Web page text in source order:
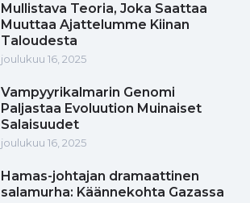
Mullistava Teoria, Joka Saattaa
Muuttaa Ajattelumme Kiinan
Taloudesta
joulukuu 16, 2025
Vampyyrikalmarin Genomi
Paljastaa Evoluution Muinaiset
Salaisuudet
joulukuu 16, 2025
Hamas-johtajan dramaattinen
salamurha: Käännekohta Gazassa